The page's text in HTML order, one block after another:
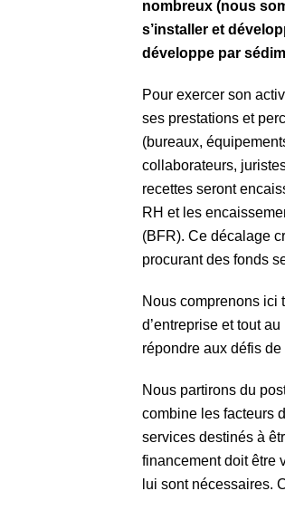
nombreux (nous
s’installer et
développe par
Pour exercer son
ses prestations et
(bureaux,
collaborateurs,
recettes seront
RH et les
(BFR). Ce décalage
procurant des fonds
Nous comprenons ici
d’entreprise et tout
répondre aux défis
Nous partirons du
combine les facteurs
services destinés à
financement doit être
lui sont nécessaires.